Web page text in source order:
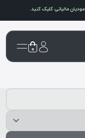
مودیان مالیاتی کلیک کنید.
۰